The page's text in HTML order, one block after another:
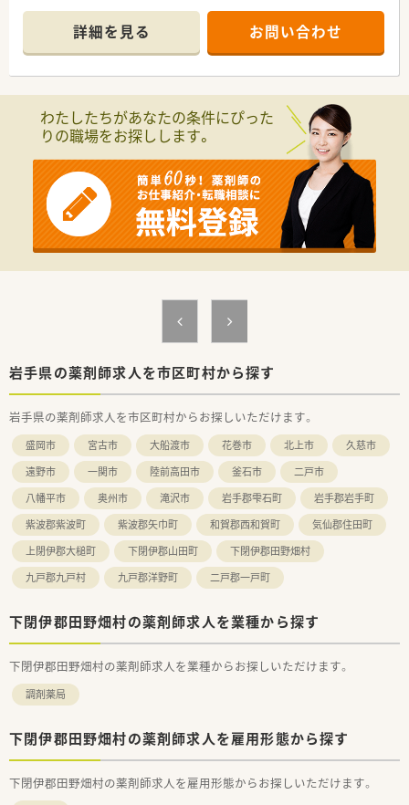
信を持っておすすめできる環境ですよ。
＊------------------------------------------＊
【店舗情報と応需状況について】
■最寄り駅から車で8分ほどの場所に位置しており、近隣にある
■主な応需科目は内科となっており、1日あたりの処方箋枚数は
30枚程度のため、落ち着いて一人ひとりの患者様と向き合える
■薬剤師は常勤1名とパート2名の体制で運営しており、無理の
ない業務量で地域の方々の健康を支える店舗となります。
【法人特徴について】
■東証プライム上場企業のグループ会社であり、医薬品卸最大手
のネットワークを背景とした業界トップクラスの安定した経営
基盤が魅力です。
化や監査システムの整備など、薬剤師が業務に集中できる環境で
ます。
■年間休日120日以上、土日休み、残業ほぼなしという条件にこ
だわり、私生活と仕事を高いレベルで両立させたい方に最適で
す。
■経営基盤が安定した東証プライム上場グループで、定年まで安
心して長く働ける場所を探している方にぜひ検討いただきたい
求人です。
■研修費用の会社負担など、手厚い教育制度を活用して、将来的
にどこでも通用する高い専門性と管理能力を身につけたい方に
オススメです。
詳細を見る お問い合わせ
わたしたちがあなたの条件にぴった
りの職場をお探しします。
岩手県の薬剤師求人を市区町村から探す
岩手県の薬剤師求人を市区町村からお探しいただけます。
盛岡市 宮古市 大船渡市 花巻市 北上市
久慈市
遠野市
一関市 陸前高田市 釜石市
二戸市
八幡平市
奥州市 滝沢市 岩手郡雫石町
岩手郡岩手町
紫波郡紫波町
紫波郡矢巾町 和賀郡西和賀町
気仙郡住田町
上閉伊郡大槌町
下閉伊郡山田町
下閉伊郡田野畑村
九戸郡九戸村
九戸郡洋野町 二戸郡一戸町
下閉伊郡田野畑村の薬剤師求人を業種から探す
下閉伊郡田野畑村の薬剤師求人を業種からお探しいただけます。
調剤薬局
下閉伊郡田野畑村の薬剤師求人を雇用形態から探す
下閉伊郡田野畑村の薬剤師求人を雇用形態からお探しいただけます。